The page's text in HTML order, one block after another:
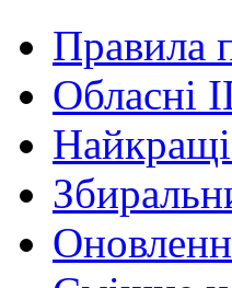
Правила
Обласні
Найкращі